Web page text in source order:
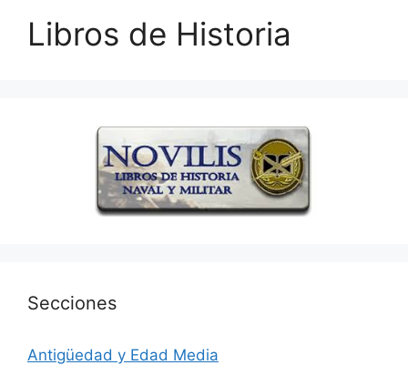
Libros de Historia
Secciones
Antigüedad y Edad Media